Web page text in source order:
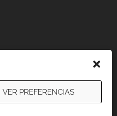
VER PREFERENCIAS